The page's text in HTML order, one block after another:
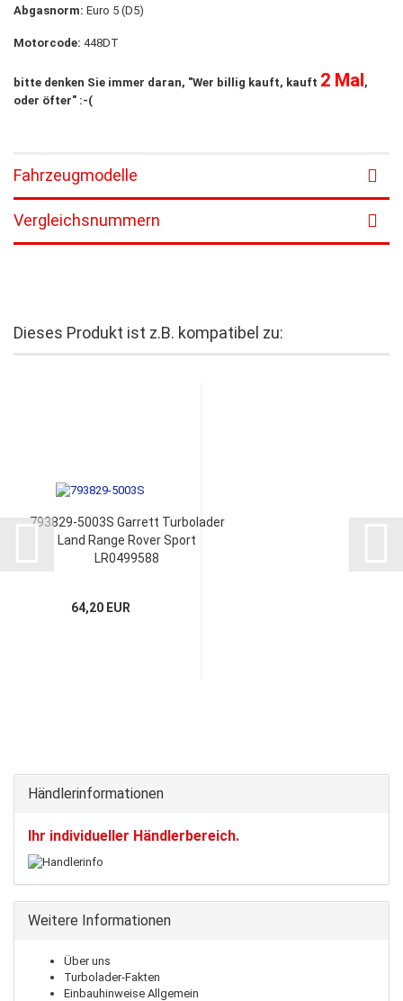
Abgasnorm: Euro 5 (D5)
Motorcode: 448DT
bitte denken Sie immer daran, "Wer billig kauft, kauft 2 Mal,
oder öfter" :-(
Fahrzeugmodelle
Vergleichsnummern
Dieses Produkt ist z.B. kompatibel zu:
793829-5003S Garrett Turbolader
Land Range Rover Sport
LR0499588
64,20 EUR
Händlerinformationen
Ihr individueller Händlerbereich.
Weitere Informationen
Über uns
Turbolader-Fakten
Einbauhinweise Allgemein